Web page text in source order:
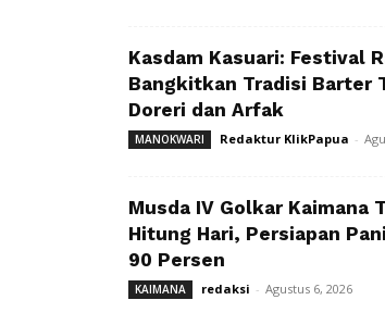
Kasdam Kasuari: Festival
Bangkitkan Tradisi Barter
Doreri dan Arfak
MANOKWARI Redaktur KlikPapua -
Musda IV Golkar Kaimana
Hitung Hari, Persiapan
90 Persen
KAIMANA redaksi - Agustus 6, 2026